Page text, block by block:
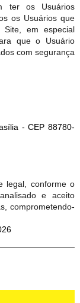
ter os Usuários
os Usuários que
em especial
que o Usuário
com segurança
- CEP 88780-
legal, conforme o
e aceito
comprometendo-